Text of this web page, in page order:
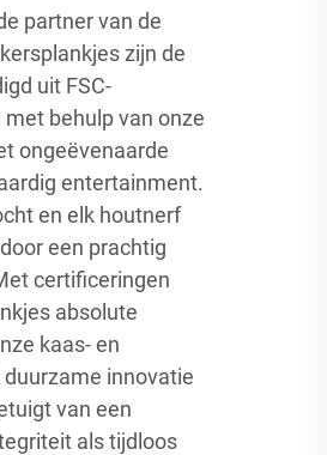
partner van de
zijn de
uit FSC-
behulp van onze
ongeëvenaarde
entertainment.
en elk houtnerf
een prachtig
certificeringen
absolute
kaas- en
innovatie
van een
als tijdloos